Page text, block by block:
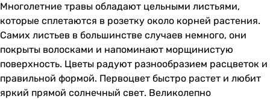
Многолетние травы обладают цельными листьями,
которые сплетаются в розетку около корней растения.
Самих листьев в большинстве случаев немного, они
покрыты волосками и напоминают морщинистую
поверхность. Цветы радуют разнообразием расцветок и
правильной формой. Первоцвет быстро растет и любит
яркий прямой солнечный свет. Великолепно